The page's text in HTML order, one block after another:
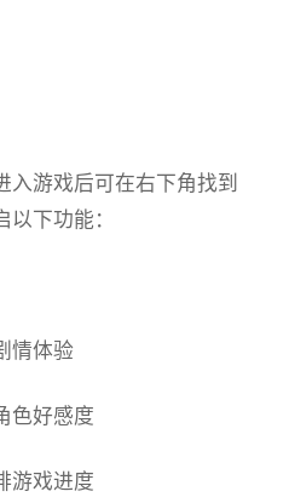
入游戏后可在右下角找到
下功能：
情体验
色好感度
游戏进度